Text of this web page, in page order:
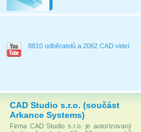
8810 odběratelů a 2062 CAD videí
CAD Studio s.r.o. (součást
Arkance Systems)
Firma CAD Studio s.r.o. je autorizovaný